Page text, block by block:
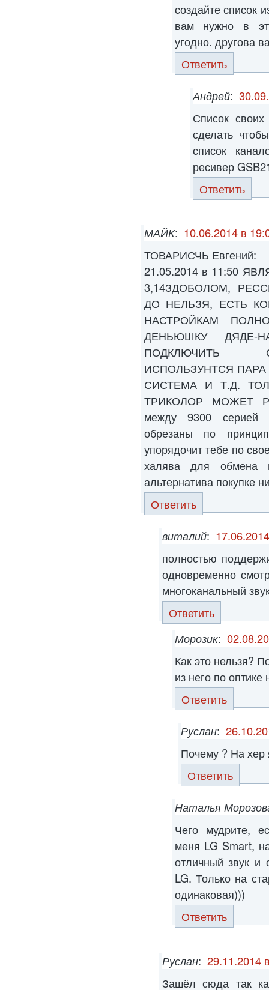
создайте список
вам нужно в
угодно. другова
Ответить
Андрей:
Список
сделать
список
ресивер
Ответить
МАЙК: 10.06.2014 в
ТОВАРИСЧЬ Евгений:
21.05.2014 в 11:50
3,14ЗДОБОЛОМ,
ДО НЕЛЬЗЯ, ЕСТЬ
НАСТРОЙКАМ
ДЕНЬЮШКУ ДЯДЕ-
ПОДКЛЮЧИТЬ
ИСПОЛЬЗУНТСЯ
СИСТЕМА И Т.Д.
ТРИКОЛОР МОЖЕТ
между 9300 серией
обрезаны по
упорядочит тебе по
халява для обмена
альтернатива покупке
Ответить
виталий:
полностью
одновременно
многоканальный
Ответить
Морозик:
Как это нельзя?
из него по оптике
Ответить
Руслан:
Почему ? На хер
Ответить
Наталья
Чего мудрите,
меня LG Smart,
отличный звук и
LG. Только на
одинаковая)))
Ответить
Руслан: 29.11.2014
Зашёл сюда так